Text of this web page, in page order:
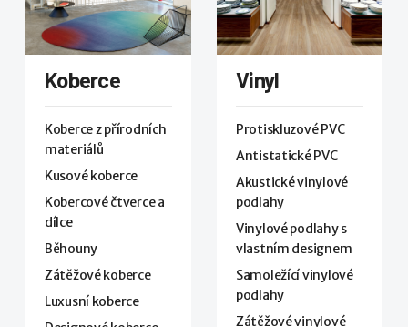
Koberce
Koberce z přírodních
materiálů
Kusové koberce
Kobercové čtverce a
dílce
Běhouny
Zátěžové koberce
Luxusní koberce
Vinyl
Protiskluzové PVC
Antistatické PVC
Akustické vinylové
podlahy
Vinylové podlahy s
vlastním designem
Samoležící vinylové
podlahy
Zátěžové vinylové